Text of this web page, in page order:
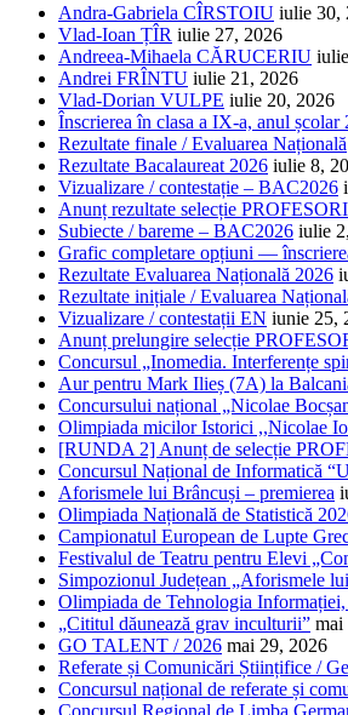
Andra-Gabriela CÎRSTOIU iulie 30,
Vlad-Ioan ȚÎR iulie 27, 2026
Andreea-Mihaela CĂRUCERIU
Andrei FRÎNTU iulie 21, 2026
Vlad-Dorian VULPE iulie 20, 2026
Înscrierea în clasa a IX-a, anul școlar
Rezultate finale / Evaluarea Națională
Rezultate Bacalaureat 2026 iulie 8,
Vizualizare / contestație – BAC2026
Anunț rezultate selecție
Subiecte / bareme – BAC2026 iulie
Grafic completare opțiuni —
Rezultate Evaluarea Națională 2026
Rezultate inițiale / Evaluarea
Vizualizare / contestații EN iunie 25,
Anunț prelungire selecție
Concursul „Inomedia. Interferențe
Aur pentru Mark Ilieș (7A) la
Concursului național „Nicolae
Olimpiada micilor Istorici ,,Nicolae
[RUNDA 2] Anunț de selecție
Concursul Național de Informatică
Aforismele lui Brâncuși – premierea
Olimpiada Națională de Statistică
Campionatul European de Lupte
Festivalul de Teatru pentru Elevi
Simpozionul Județean „Aforismele
Olimpiada de Tehnologia Informației,
„Cititul dăunează grav inculturii” mai
GO TALENT / 2026 mai 29, 2026
Referate și Comunicări Științifice /
Concursul național de referate și
Concursul Regional de Limba